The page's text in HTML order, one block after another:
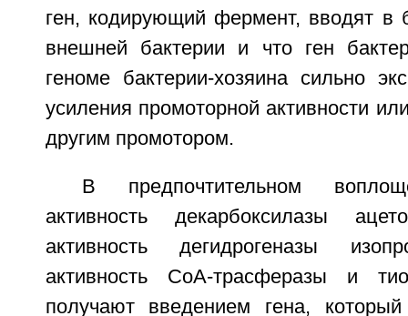
ген, кодирующий фермент, вводят в
внешней бактерии и что ген
геноме бактерии-хозяина сильно
усиления промоторной активности
другим промотором.
В предпочтительном
активность декарбоксилазы
активность дегидрогеназы
активность СоА-трасферазы и
получают введением гена,